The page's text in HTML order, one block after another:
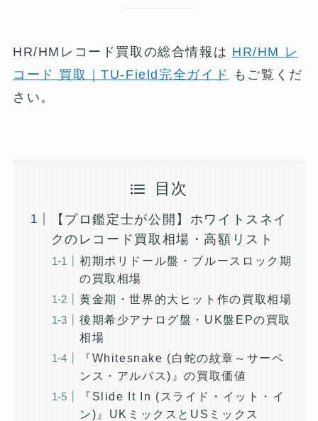
HR/HMレコード買取の総合情報は HR/HM レ
コード 買取｜TU-Field完全ガイド
もご覧くだ
さい。
目次
【プロ鑑定士が公開】ホワイトスネイ
クのレコード買取相場・高額リスト
初期ポリドール盤・ブルースロック期
の買取相場
黄金期・世界的大ヒット作の買取相場
後期希少アナログ盤・UK盤EPの買取
相場
『Whitesnake (白蛇の紋章～サーペ
ンス・アルバス)』の買取価値
『Slide It In (スライド・イット・イ
ン)』UKミックスとUSミックス